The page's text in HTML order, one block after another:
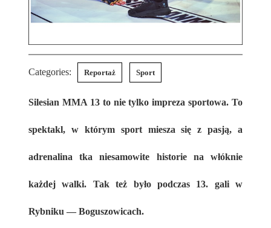
Categories: Reportaż Sport
Silesian MMA 13 to nie tylko impreza sportowa. To
spektakl, w którym sport miesza się z pasją, a
adrenalina tka niesamowite historie na włóknie
każdej walki. Tak też było podczas 13. gali w
Rybniku — Boguszowicach.